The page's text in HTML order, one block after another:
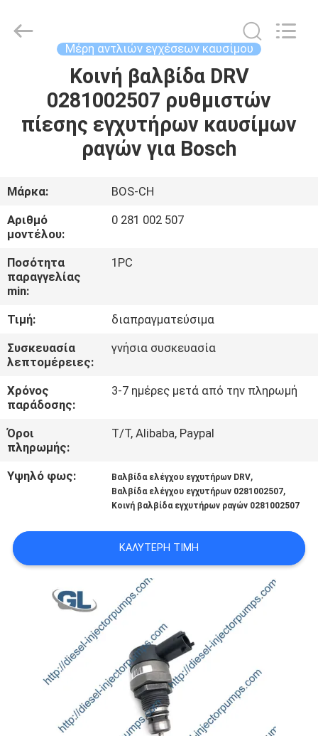
ΠΡΟΪΌΝΤΑ
ΣΧΕΤΙΚΆ
ΜΕ
ΕΜΆΣ
ΣΤΟ
ΕΡΓΟΣΤΆΣΙΟ
ΈΛΕΓΧΟΣ
ΠΟΙΌΤΗΤΑΣ
ΖΗΤΉΣΤΕ
SITEMAP
ΠΟΛΙΤΙΚΉ
ΑΠΟΡΡΉΤΟΥ
Parts
Μέρη αντλιών εγχέσεων καυσίμου
Κοινή βαλβίδα DRV
0281002507 ρυθμιστών
πίεσης εγχυτήρων καυσίμων
ραγών για Bosch
Μάρκα:
BOS-CH
Αριθμό
μοντέλου:
0 281 002 507
Ποσότητα
παραγγελίας
min:
1PC
Τιμή:
διαπραγματεύσιμα
Συσκευασία
λεπτομέρειες:
γνήσια συσκευασία
Χρόνος
παράδοσης:
3-7 ημέρες μετά από την πληρωμή
Όροι
πληρωμής:
T/T, Alibaba, Paypal
Υψηλό φως: Βαλβίδα ελέγχου εγχυτήρων DRV,
Βαλβίδα ελέγχου εγχυτήρων 0281002507,
Κοινή βαλβίδα εγχυτήρων ραγών 0281002507
ΚΑΛΎΤΕΡΗ ΤΙΜΉ